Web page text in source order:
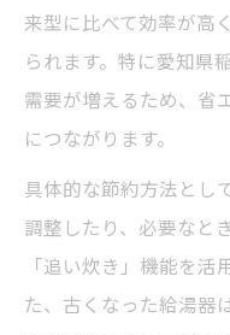
来型に比べて効率が高
られます。特に愛知県
需要が増えるため、省
につながります。
具体的な節約方法とし
調整したり、必要なと
「追い炊き」機能を
た、古くなった給湯器